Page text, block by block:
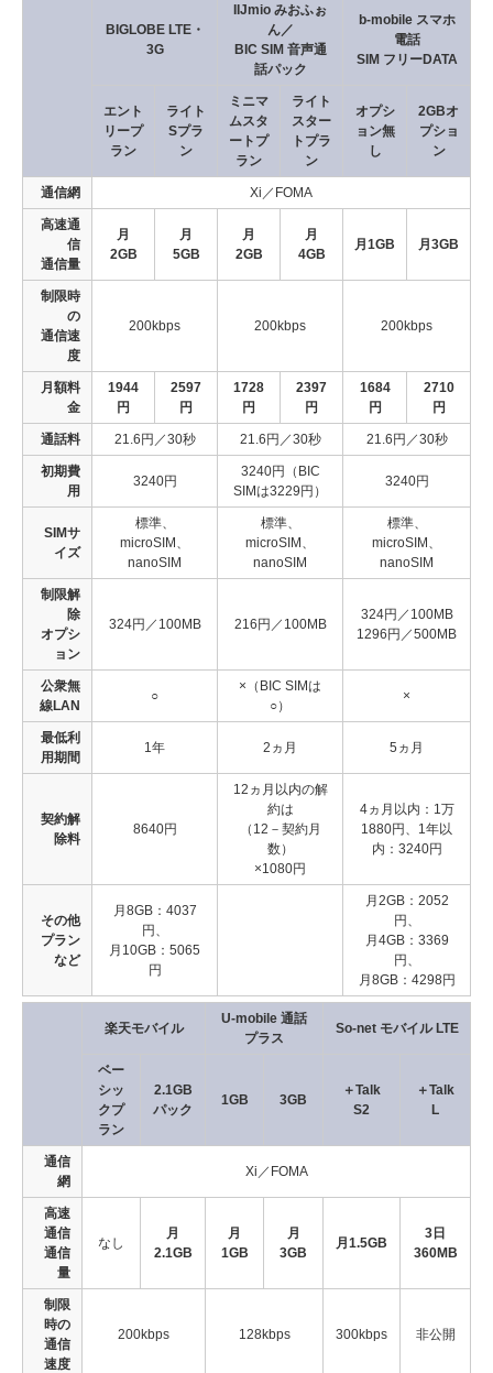
BIGLOBE LTE・
3G
IIJmio みおふぉ
ん／
BIC SIM 音声通
話パック
b-mobile スマホ
電話
SIM フリーDATA
エント
リープ
ラン
ライト
Sプラ
ン
ミニマ
ムスタ
ートプ
ラン
ライト
スター
トプラ
ン
オプシ
ョン無
し
2GBオ
プショ
ン
通信網 Xi／FOMA
高速通
信
通信量
月
2GB
月
5GB
月
2GB
月
4GB
月1GB 月3GB
制限時
の
通信速
度
200kbps 200kbps 200kbps
月額料
金
1944
円
2597
円
1728
円
2397
円
1684
円
2710
円
通話料 21.6円／30秒 21.6円／30秒 21.6円／30秒
初期費
用
3240円
3240円（BIC
SIMは3229円）
3240円
SIMサ
イズ
標準、
microSIM、
nanoSIM
標準、
microSIM、
nanoSIM
標準、
microSIM、
nanoSIM
制限解
除
オプシ
ョン
324円／100MB 216円／100MB
324円／100MB
1296円／500MB
公衆無
線LAN
○
×（BIC SIMは
○）
×
最低利
用期間
1年 2ヵ月 5ヵ月
契約解
除料
8640円
12ヵ月以内の解
約は
（12－契約月
数）
×1080円
4ヵ月以内：1万
1880円、1年以
内：3240円
その他
プラン
など
月8GB：4037
円、
月10GB：5065
円
月2GB：2052
円、
月4GB：3369
円、
月8GB：4298円
楽天モバイル
U-mobile 通話
プラス
So-net モバイル LTE
ベー
シッ
クプ
ラン
2.1GB
パック
1GB 3GB
＋Talk
S2
＋Talk
L
通信
網
Xi／FOMA
高速
通信
通信
量
なし
月
2.1GB
月
1GB
月
3GB
月1.5GB
3日
360MB
制限
時の
通信
速度
200kbps 128kbps 300kbps 非公開